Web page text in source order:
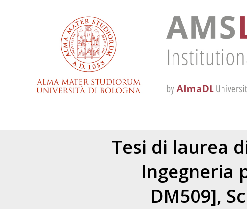
Tesi di laurea
Ingegneria
DM509],